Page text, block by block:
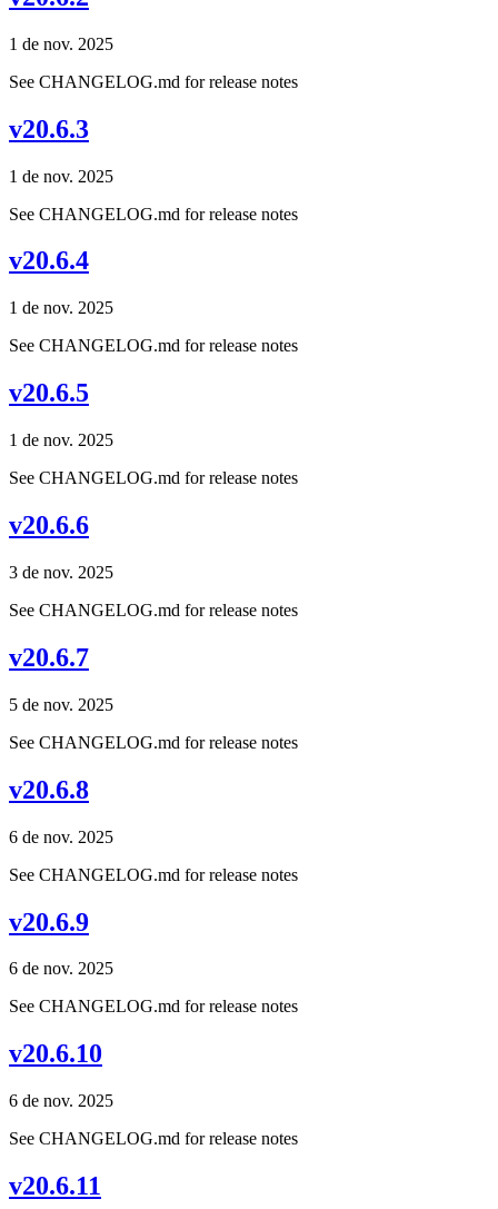
1 de nov. 2025
See CHANGELOG.md for release notes
v20.6.3
1 de nov. 2025
See CHANGELOG.md for release notes
v20.6.4
1 de nov. 2025
See CHANGELOG.md for release notes
v20.6.5
1 de nov. 2025
See CHANGELOG.md for release notes
v20.6.6
3 de nov. 2025
See CHANGELOG.md for release notes
v20.6.7
5 de nov. 2025
See CHANGELOG.md for release notes
v20.6.8
6 de nov. 2025
See CHANGELOG.md for release notes
v20.6.9
6 de nov. 2025
See CHANGELOG.md for release notes
v20.6.10
6 de nov. 2025
See CHANGELOG.md for release notes
v20.6.11